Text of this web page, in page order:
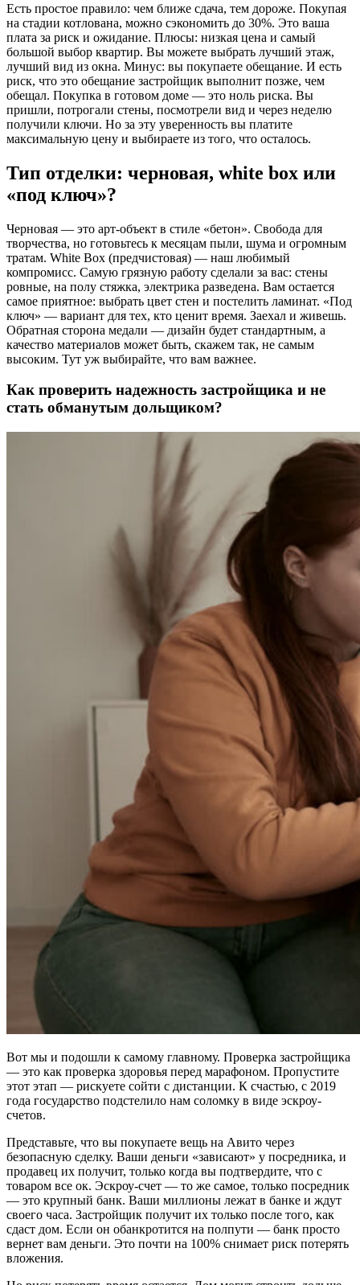
Есть простое правило: чем ближе сдача, тем дороже. Покупая
на стадии котлована, можно сэкономить до 30%. Это ваша
плата за риск и ожидание. Плюсы: низкая цена и самый
большой выбор квартир. Вы можете выбрать лучший этаж,
лучший вид из окна. Минус: вы покупаете обещание. И есть
риск, что это обещание застройщик выполнит позже, чем
обещал. Покупка в готовом доме — это ноль риска. Вы
пришли, потрогали стены, посмотрели вид и через неделю
получили ключи. Но за эту уверенность вы платите
максимальную цену и выбираете из того, что осталось.
Тип отделки: черновая, white box или
«под ключ»?
Черновая — это арт-объект в стиле «бетон». Свобода для
творчества, но готовьтесь к месяцам пыли, шума и огромным
тратам. White Box (предчистовая) — наш любимый
компромисс. Самую грязную работу сделали за вас: стены
ровные, на полу стяжка, электрика разведена. Вам остается
самое приятное: выбрать цвет стен и постелить ламинат. «Под
ключ» — вариант для тех, кто ценит время. Заехал и живешь.
Обратная сторона медали — дизайн будет стандартным, а
качество материалов может быть, скажем так, не самым
высоким. Тут уж выбирайте, что вам важнее.
Как проверить надежность застройщика и не
стать обманутым дольщиком?
Вот мы и подошли к самому главному. Проверка застройщика
— это как проверка здоровья перед марафоном. Пропустите
этот этап — рискуете сойти с дистанции. К счастью, с 2019
года государство подстелило нам соломку в виде эскроу-
счетов.
Представьте, что вы покупаете вещь на Авито через
безопасную сделку. Ваши деньги «зависают» у посредника, и
продавец их получит, только когда вы подтвердите, что с
товаром все ок. Эскроу-счет — то же самое, только посредник
— это крупный банк. Ваши миллионы лежат в банке и ждут
своего часа. Застройщик получит их только после того, как
сдаст дом. Если он обанкротится на полпути — банк просто
вернет вам деньги. Это почти на 100% снимает риск потерять
вложения.